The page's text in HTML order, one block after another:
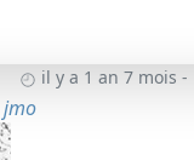
il y a 1 an 7 mois -
jmo